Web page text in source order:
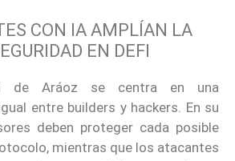
CON IA AMPLÍAN LA
EN DEFI
de Aráoz se centra en una
entre builders y hackers. En su
deben proteger cada posible
mientras que los atacantes